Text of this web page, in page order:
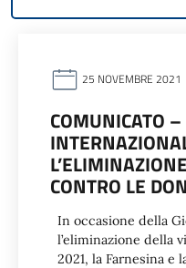
25 NOVEMBRE 2021
COMUNICATO
CONTRO LE
In occasione della
l’eliminazione della
2021, la Farnesina e